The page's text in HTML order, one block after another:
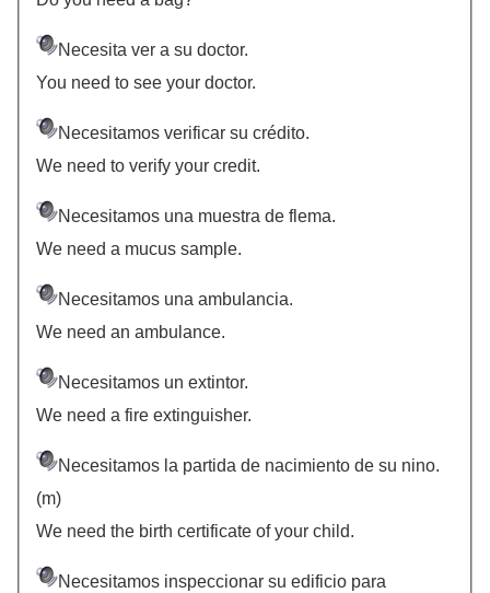
Necesita ver a su doctor.
You need to see your doctor.
Necesitamos verificar su crédito.
We need to verify your credit.
Necesitamos una muestra de flema.
We need a mucus sample.
Necesitamos una ambulancia.
We need an ambulance.
Necesitamos un extintor.
We need a fire extinguisher.
Necesitamos la partida de nacimiento de su nino.
(m)
We need the birth certificate of your child.
Necesitamos inspeccionar su edificio para